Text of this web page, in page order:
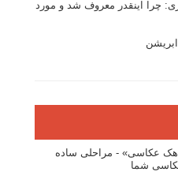
چرا اینقدر معروف شد و مورد
عکاسی» - مراحلی ساده
شما